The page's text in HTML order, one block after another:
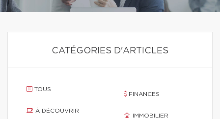
CATÉGORIES D'ARTICLES
TOUS
À DÉCOUVRIR
FINANCES
IMMOBILIER